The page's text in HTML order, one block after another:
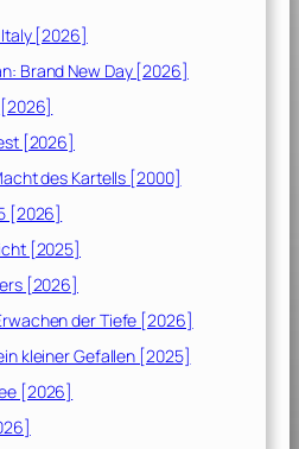
Italy [2026]
Brand New Day [2026]
[2026]
des Kartells [2000]
[2026]
[2025]
[2026]
der Tiefe [2026]
kleiner Gefallen [2025]
[2026]